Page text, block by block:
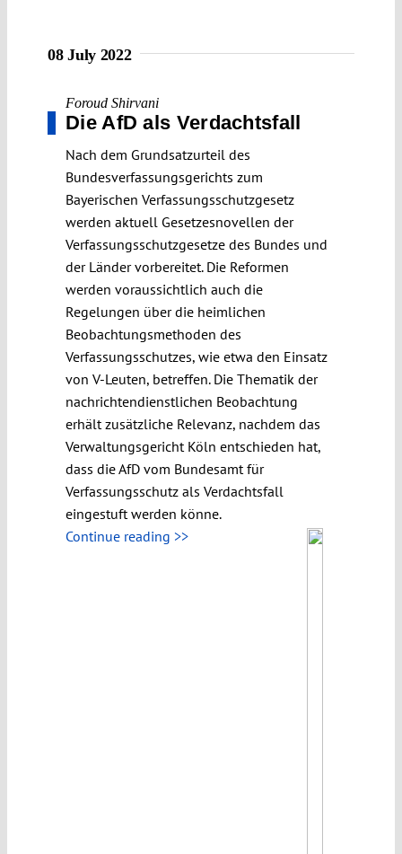
08 July 2022
Foroud Shirvani
Die AfD als Verdachtsfall
Nach dem Grundsatzurteil des
Bundesverfassungsgerichts zum
Bayerischen Verfassungsschutzgesetz
werden aktuell Gesetzesnovellen der
Verfassungsschutzgesetze des Bundes und
der Länder vorbereitet. Die Reformen
werden voraussichtlich auch die
Regelungen über die heimlichen
Beobachtungsmethoden des
Verfassungsschutzes, wie etwa den Einsatz
von V-Leuten, betreffen. Die Thematik der
nachrichtendienstlichen Beobachtung
erhält zusätzliche Relevanz, nachdem das
Verwaltungsgericht Köln entschieden hat,
dass die AfD vom Bundesamt für
Verfassungsschutz als Verdachtsfall
eingestuft werden könne.
Continue reading >>